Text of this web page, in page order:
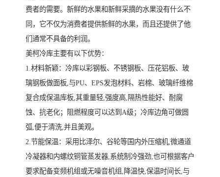
费者的需要。新鲜的水果和新鲜采摘的水果没有什么不
同，它不仅为消费者提供新鲜的水果，而且还提供了他
们通常不具备的利润。
美柯冷库主要有以下优势：
1.材料新颖：冷库以彩钢板、不锈钢板、压花铝板、玻
璃钢板做面板,与PU、EPS发泡材料、岩棉、玻璃纤维棉
复合成保温库板,其重量轻,强度高,隔热性能好、耐腐
蚀、抗老化；阻燃程度可以达到A级；冷库边角可做圆
弧,便于清洗,并且美观。
2.节能保温：采用比泽尔、谷轮等国内外压缩机,微通道
冷凝器和内螺纹铜管蒸发器,系统制冷强劲,也可根据客户
要求配备变频机组或无噪音机组,降温快,保温时间长,与